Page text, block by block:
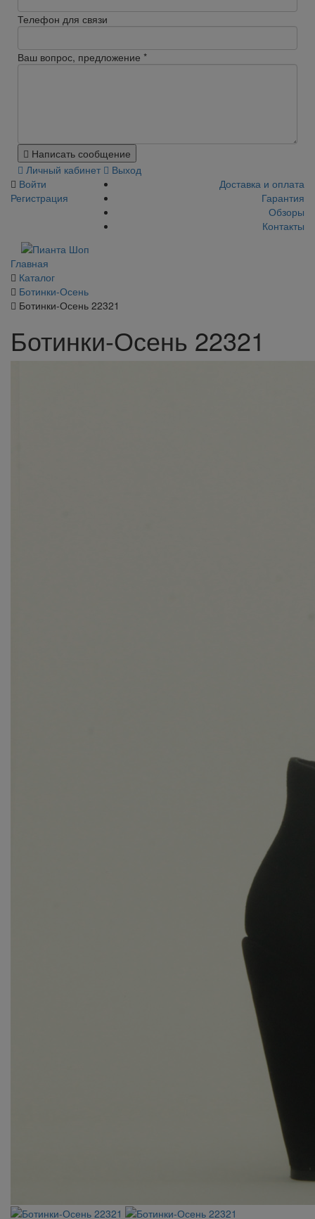
Телефон для связи
Ваш вопрос, предложение *
Написать сообщение
Личный кабинет
Выход
Войти
Регистрация
Доставка и оплата
Гарантия
Обзоры
Контакты
Главная
Каталог
Ботинки-Осень
Ботинки-Осень 22321
Ботинки-Осень 22321